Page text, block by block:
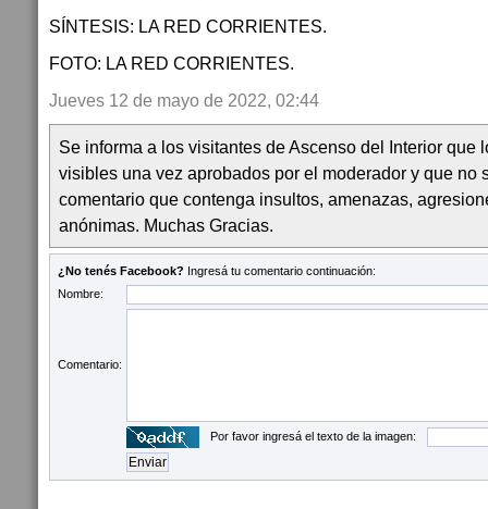
SÍNTESIS: LA RED CORRIENTES.
FOTO: LA RED CORRIENTES.
Jueves 12 de mayo de 2022, 02:44
Se informa a los visitantes de Ascenso del Interior que
visibles una vez aprobados por el moderador y que no
comentario que contenga insultos, amenazas,
anónimas. Muchas Gracias.
¿No tenés Facebook? Ingresá tu comentario continuación:
Nombre:
Comentario:
Por favor ingresá el texto de la imagen: